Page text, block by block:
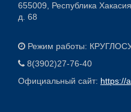
655009, Республика
д. 68
Режим работы:
8(3902)27-76-40
Официальный сайт: https://